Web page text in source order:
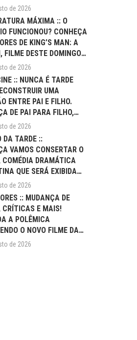
de 2026
MÁXIMA :: O
FUNCIONOU? CONHEÇA
DE KING’S MAN: A
FILME DESTE DOMINGO
de 2026
:: NUNCA É TARDE
UMA
ENTRE PAI E FILHO.
DE PAI PARA FILHO,
de 2026
DA TARDE ::
VAMOS CONSERTAR O
COMÉDIA DRAMÁTICA
QUE SERÁ EXIBIDA
(07/08)
de 2026
:: MUDANÇA DE
CRÍTICAS E MAIS!
A POLÊMICA
O NOVO FILME DA
de 2026